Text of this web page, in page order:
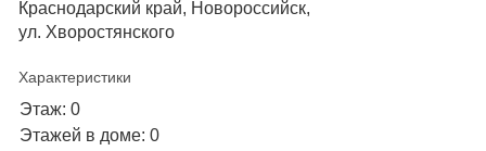
Краснодарский край, Новороссийск,
ул. Хворостянского
Характеристики
Этаж: 0
Этажей в доме: 0